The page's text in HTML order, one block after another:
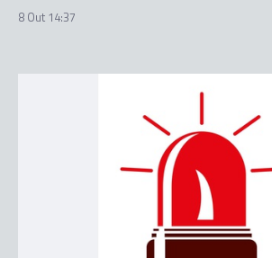
8 Out 14:37